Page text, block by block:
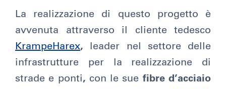
La realizzazione di questo progetto è
avvenuta attraverso il cliente tedesco
KrampeHarex,
leader nel settore delle
infrastrutture per la realizzazione di
strade e ponti, con le sue fibre d’acciaio